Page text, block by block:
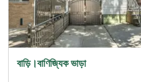
বাড়ি।বাণিজ্যিক ভাড়া